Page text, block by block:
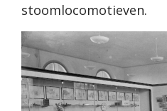
stoomlocomotieven.